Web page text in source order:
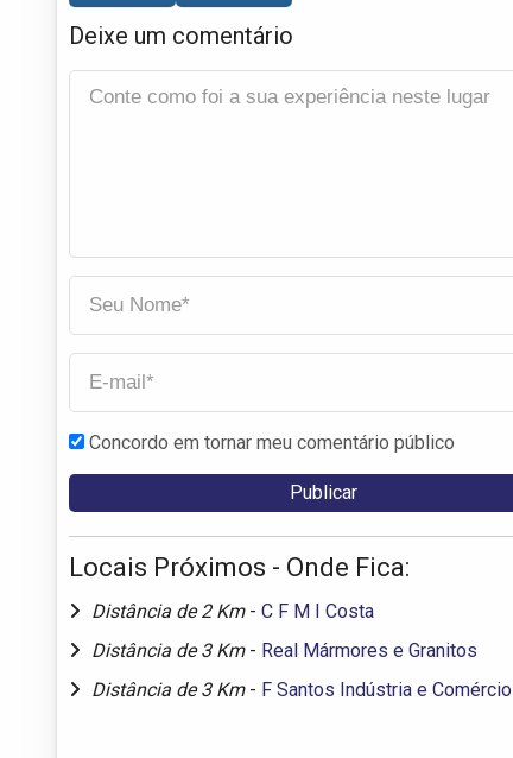
Deixe um comentário
Concordo em tornar meu comentário público
Locais Próximos - Onde Fica:
Distância de 2 Km - C F M I Costa
Distância de 3 Km - Real Mármores e Granitos
Distância de 3 Km - F Santos Indústria e Comércio